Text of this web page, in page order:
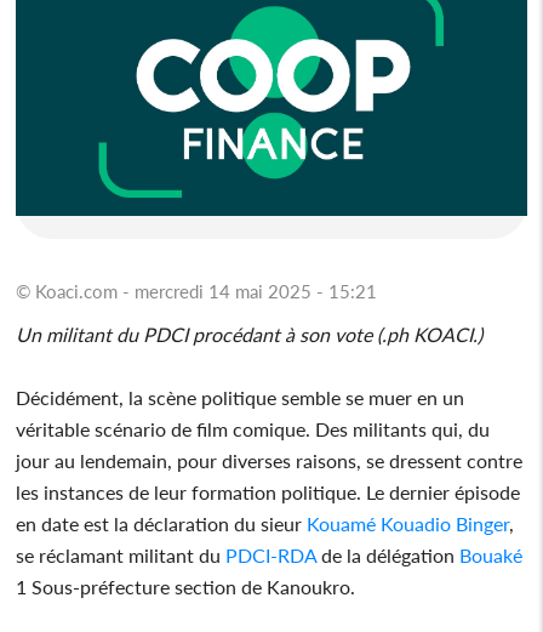
© Koaci.com - mercredi 14 mai 2025 - 15:21
Un militant du PDCI procédant à son vote (.ph KOACI.)
Décidément, la scène politique semble se muer en un
véritable scénario de film comique. Des militants qui, du
jour au lendemain, pour diverses raisons, se dressent contre
les instances de leur formation politique. Le dernier épisode
en date est la déclaration du sieur Kouamé Kouadio Binger,
se réclamant militant du PDCI-RDA de la délégation Bouaké
1 Sous-préfecture section de Kanoukro.